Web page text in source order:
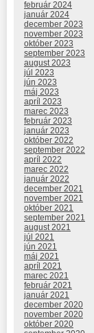
február 2024
január 2024
december 2023
november 2023
október 2023
september 2023
august 2023
júl 2023
jún 2023
máj 2023
apríl 2023
marec 2023
február 2023
január 2023
október 2022
september 2022
apríl 2022
marec 2022
január 2022
december 2021
november 2021
október 2021
september 2021
august 2021
júl 2021
jún 2021
máj 2021
apríl 2021
marec 2021
február 2021
január 2021
december 2020
november 2020
október 2020